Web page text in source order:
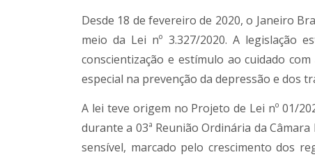
Desde 18 de fevereiro de 2020, o Janeiro
meio da Lei nº 3.327/2020. A legislação
conscientização e estímulo ao cuidado
especial na prevenção da depressão e dos
A lei teve origem no Projeto de Lei nº 01/
durante a 03ª Reunião Ordinária da
sensível, marcado pelo crescimento dos